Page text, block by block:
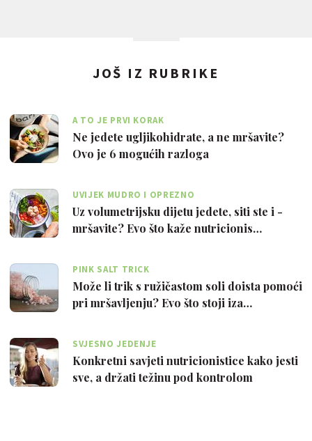
JOŠ IZ RUBRIKE
A TO JE PRVI KORAK
Ne jedete ugljikohidrate, a ne mršavite?
Ovo je 6 mogućih razloga
UVIJEK MUDRO I OPREZNO
Uz volumetrijsku dijetu jedete, siti ste i -
mršavite? Evo što kaže nutricionis…
PINK SALT TRICK
Može li trik s ružičastom soli doista pomoći
pri mršavljenju? Evo što stoji iza…
SVJESNO JEDENJE
Konkretni savjeti nutricionistice kako jesti
sve, a držati težinu pod kontrolom